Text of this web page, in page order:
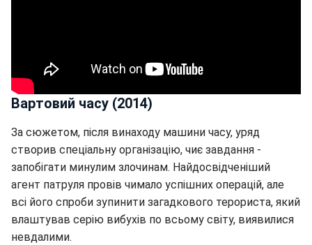
Вартовий часу (2014)
За сюжетом, після винаходу машини часу, уряд
створив спеціальну організацію, чиє завдання -
запобігати минулим злочинам. Найдосвідченіший
агент патруля провів чимало успішних операцій, але
всі його спроби зупинити загадкового терориста, який
влаштував серію вибухів по всьому світу, виявилися
невдалими.